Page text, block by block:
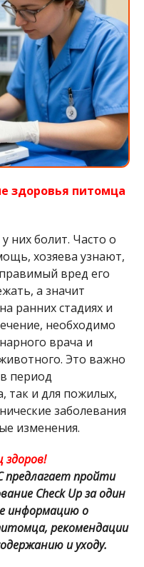
здоровья питомца
них болит. Часто о
хозяева узнают,
вред его
а значит
ранних стадиях и
необходимо
врача и
Это важно
период
так и для пожилых,
заболевания
изменения.
предлагает пройти
Check Up за один
информацию о
рекомендации
и уходу.